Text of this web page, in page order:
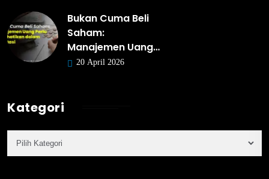
Bukan Cuma Beli
Saham:
Manajemen Uang…
20 April 2026
Kategori